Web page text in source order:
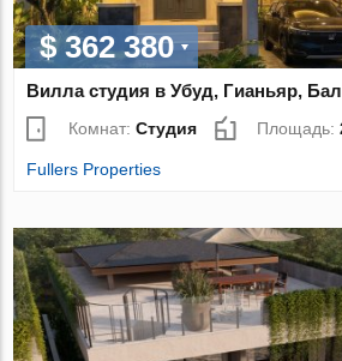
$ 362 380
Вилла студия в Убуд, Гианьяр,
Комнат:Студия Площадь:
Fullers Properties